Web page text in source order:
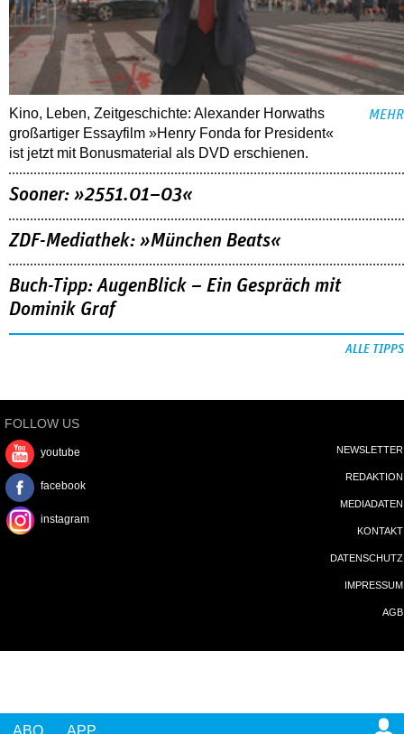
ABO APP
Kino, Leben, Zeitgeschichte: Alexander Horwaths
großartiger Essayfilm »Henry Fonda for President«
ist jetzt mit Bonusmaterial als DVD erschienen.
MEHR
Sooner: »2551.01–03«
ZDF-Mediathek: »München Beats«
Buch-Tipp: AugenBlick – Ein Gespräch mit
Dominik Graf
ALLE TIPPS
FOLLOW US
youtube
facebook
instagram
NEWSLETTER
REDAKTION
MEDIADATEN
KONTAKT
DATENSCHUTZ
IMPRESSUM
AGB